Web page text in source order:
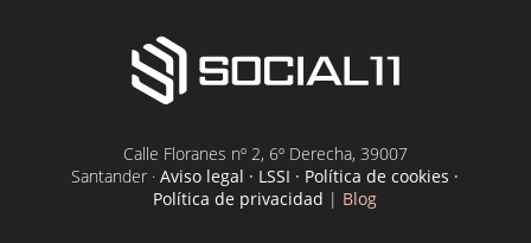
Calle Floranes nº 2, 6º Derecha, 39007
Santander ·Aviso legal · LSSI · Política de cookies ·
Política de privacidad | Blog